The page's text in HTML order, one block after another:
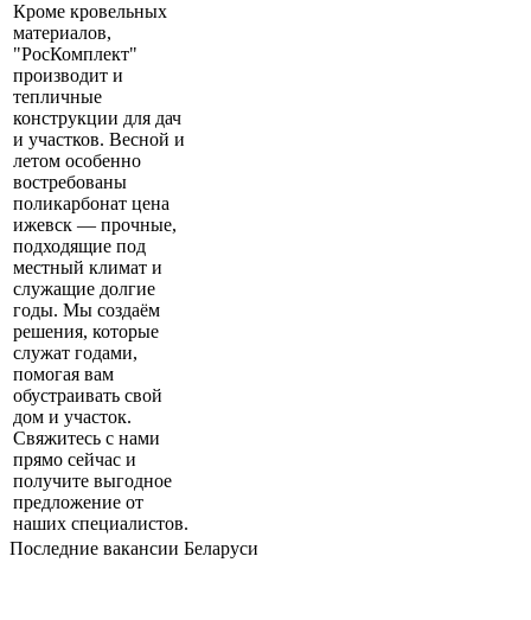
Кроме кровельных
материалов,
"РосКомплект"
производит и
тепличные
конструкции для дач
и участков. Весной и
летом особенно
востребованы
поликарбонат цена
ижевск — прочные,
подходящие под
местный климат и
служащие долгие
годы. Мы создаём
решения, которые
служат годами,
помогая вам
обустраивать свой
дом и участок.
Свяжитесь с нами
прямо сейчас и
получите выгодное
предложение от
наших специалистов.
Последние вакансии Беларуси